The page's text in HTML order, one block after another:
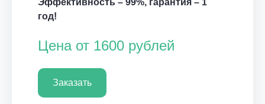
Эффективность – 99%, гарантия – 1
год!
Цена от 1600 рублей
Заказать